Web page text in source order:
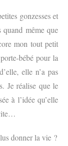
gonzesses et
quand même que
mon tout petit
bébé pour la
elle n’a pas
Je réalise que le
à l’idée qu’elle
donner la vie ?